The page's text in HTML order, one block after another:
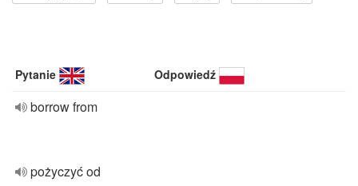
Pytanie Odpowiedź
borrow from
pożyczyć od